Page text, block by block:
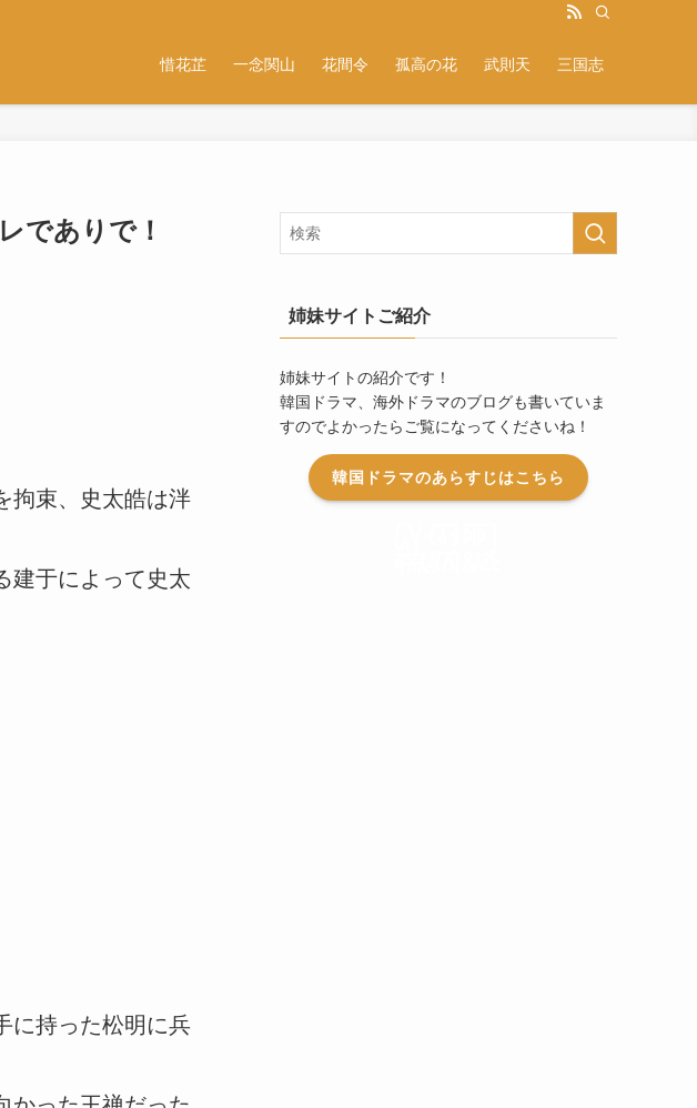
惜花芷 一念関山 花間令 孤高の花 武則天 三国志
でありで！
拘束、史太皓は泮
建于によって史太
に持った松明に兵
姉妹サイトご紹介
姉妹サイトの紹介です！
韓国ドラマ、海外ドラマのブログも書いていま
すのでよかったらご覧になってくださいね！
韓国ドラマのあらすじはこちら